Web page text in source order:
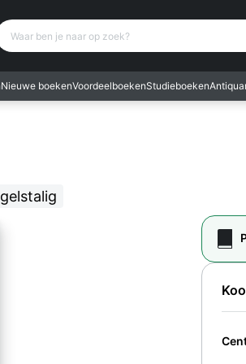
ben je naar op zoek?
Nieuwe boekenVoordeelboekenStudieboeken